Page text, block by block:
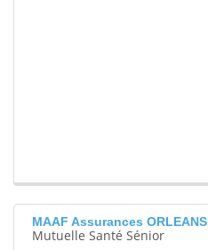
MAAF Assurances ORLEANS
Mutuelle Santé Sénior